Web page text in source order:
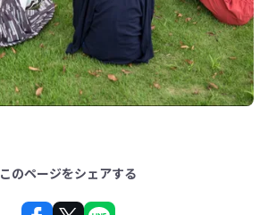
このページをシェアする